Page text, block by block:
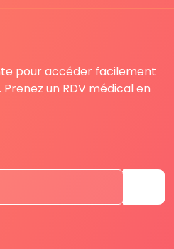
pour accéder facilement
un RDV médical en